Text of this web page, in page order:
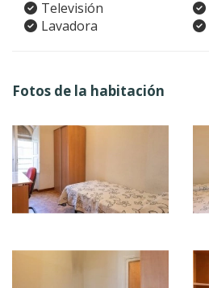
Televisión
Lavadora
Fotos de la habitación